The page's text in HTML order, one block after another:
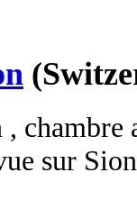
chambre
sur